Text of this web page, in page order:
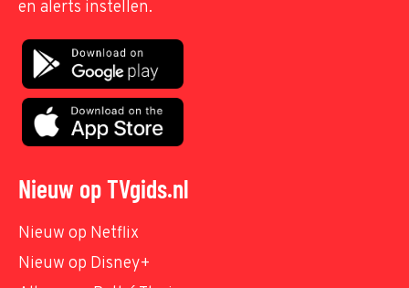
en alerts instellen.
Nieuw op TVgids.nl
Nieuw op Netflix
Nieuw op Disney+